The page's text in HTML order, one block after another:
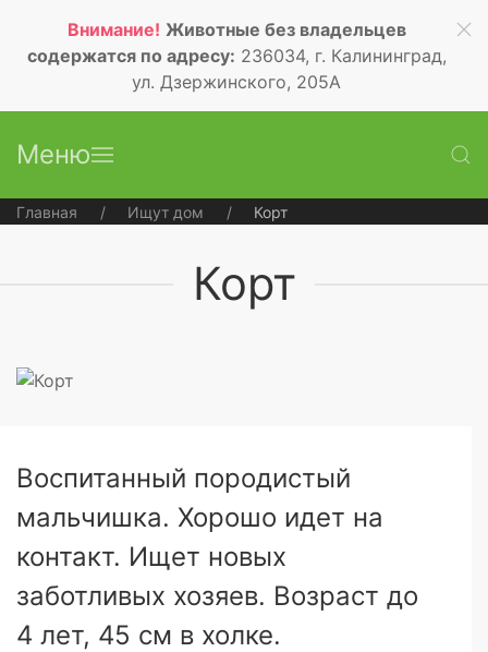
Внимание! Животные без владельцев
содержатся по адресу: 236034, г. Калининград,
ул. Дзержинского, 205А
Меню
Главная Ищут дом Корт
Корт
Воспитанный породистый
мальчишка. Хорошо идет на
контакт. Ищет новых
заботливых хозяев. Возраст до
4 лет, 45 см в холке.